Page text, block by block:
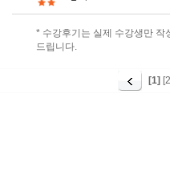
* 수강후기는 실제 수강생만 작
드립니다.
[1]